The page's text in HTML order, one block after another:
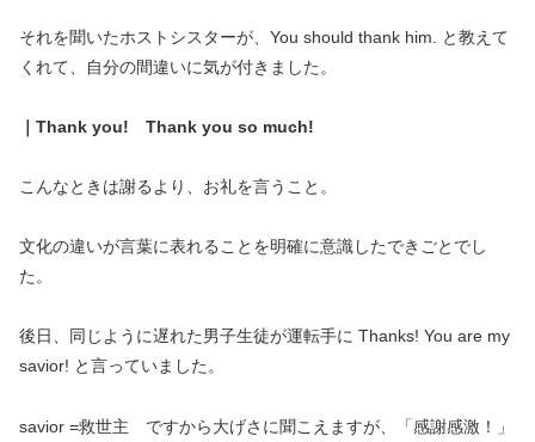
それを聞いたホストシスターが、You should thank him. と教えて
くれて、自分の間違いに気が付きました。
｜Thank you! Thank you so much!
こんなときは謝るより、お礼を言うこと。
文化の違いが言葉に表れることを明確に意識したできごとでし
た。
後日、同じように遅れた男子生徒が運転手に Thanks! You are my
savior! と言っていました。
savior =救世主 ですから大げさに聞こえますが、「感謝感激！」